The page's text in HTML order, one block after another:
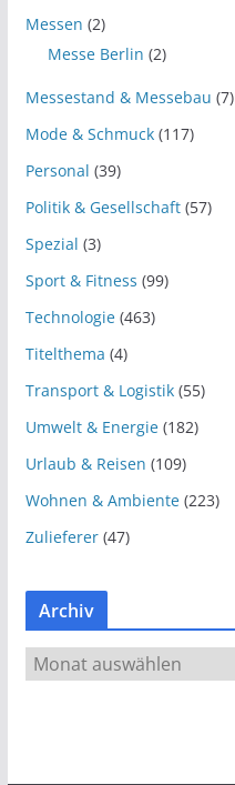
Messen (2)
Messe Berlin (2)
Messestand & Messebau (7)
Mode & Schmuck(117)
Personal (39)
Politik & Gesellschaft(57)
Spezial (3)
Sport & Fitness (99)
Technologie(463)
Titelthema (4)
Transport & Logistik(55)
Umwelt & Energie(182)
Urlaub & Reisen (109)
Wohnen & Ambiente(223)
Zulieferer(47)
Archiv
r